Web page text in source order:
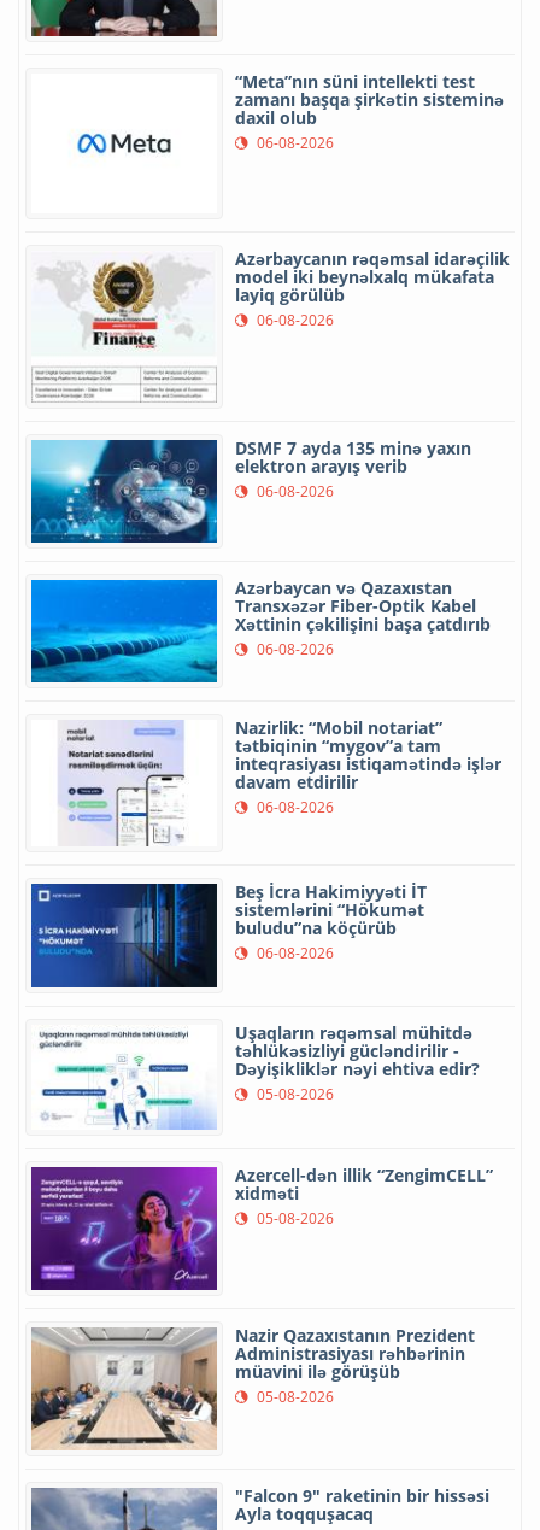
“Meta”nın süni intellekti test
zamanı başqa şirkətin sisteminə
daxil olub
06-08-2026
Azərbaycanın rəqəmsal idarəçilik
model iki beynəlxalq mükafata
layiq görülüb
06-08-2026
DSMF 7 ayda 135 minə yaxın
elektron arayış verib
06-08-2026
Azərbaycan və Qazaxıstan
Transxəzər Fiber-Optik Kabel
Xəttinin çəkilişini başa çatdırıb
06-08-2026
Nazirlik: “Mobil notariat”
tətbiqinin “mygov”a tam
inteqrasiyası istiqamətində işlər
davam etdirilir
06-08-2026
Beş İcra Hakimiyyəti İT
sistemlərini “Hökumət
buludu”na köçürüb
06-08-2026
Uşaqların rəqəmsal mühitdə
təhlükəsizliyi gücləndirilir -
Dəyişikliklər nəyi ehtiva edir?
05-08-2026
Azercell-dən illik “ZengimCELL”
xidməti
05-08-2026
Nazir Qazaxıstanın Prezident
Administrasiyası rəhbərinin
müavini ilə görüşüb
05-08-2026
"Falcon 9" raketinin bir hissəsi
Ayla toqquşacaq